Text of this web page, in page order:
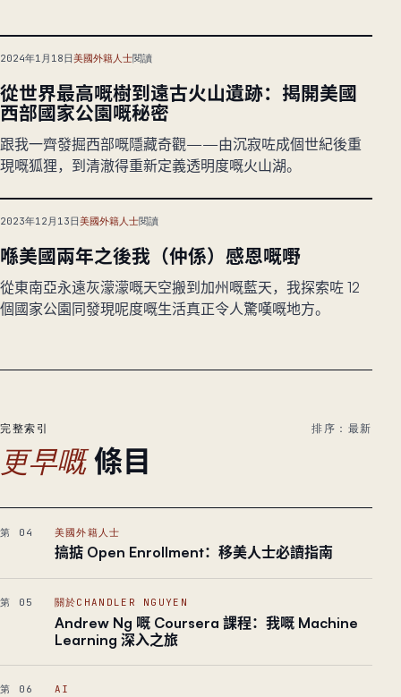
2024年1月18日美國外籍人士閱讀
從世界最高嘅樹到遠古火山遺跡：揭開美國
西部國家公園嘅秘密
跟我一齊發掘西部嘅隱藏奇觀——由沉寂咗成個世紀後重
現嘅狐狸，到清澈得重新定義透明度嘅火山湖。
2023年12月13日美國外籍人士閱讀
喺美國兩年之後我（仲係）感恩嘅嘢
從東南亞永遠灰濛濛嘅天空搬到加州嘅藍天，我探索咗 12
個國家公園同發現呢度嘅生活真正令人驚嘆嘅地方。
完整索引
更早嘅 條目
排序：最新
第 04 美國外籍人士
搞掂 Open Enrollment：移美人士必讀指南
第 05 關於CHANDLER NGUYEN
Andrew Ng 嘅 Coursera 課程：我嘅 Machine
Learning 深入之旅
第 06 AI